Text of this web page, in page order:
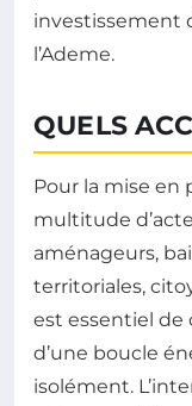
investissement
l’Ademe.
QUELS
Pour la mise en
multitude
aménageurs,
territoriales,
est essentiel de
d’une boucle
isolément.